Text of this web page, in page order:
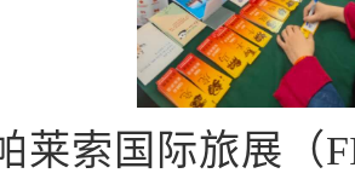
莱索国际旅展（